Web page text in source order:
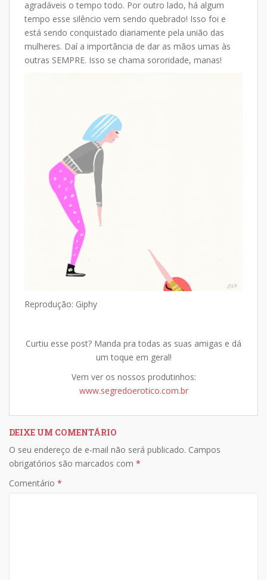
agradáveis o tempo todo. Por outro lado, há algum
tempo esse silêncio vem sendo quebrado! Isso foi e
está sendo conquistado diariamente pela união das
mulheres. Daí a importância de dar as mãos umas às
outras SEMPRE. Isso se chama sororidade, manas!
Reprodução: Giphy
Curtiu esse post? Manda pra todas as suas amigas e dá
um toque em geral!
Vem ver os nossos produtinhos:
www.segredoerotico.com.br
DEIXE UM COMENTÁRIO
O seu endereço de e-mail não será publicado. Campos
obrigatórios são marcados com *
Comentário *